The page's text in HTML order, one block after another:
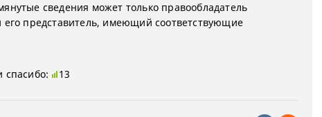
сведения может только правообладатель
его представитель, имеющий соответствующие
спасибо: 13